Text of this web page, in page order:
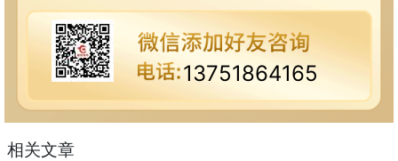
13751864165
相关文章